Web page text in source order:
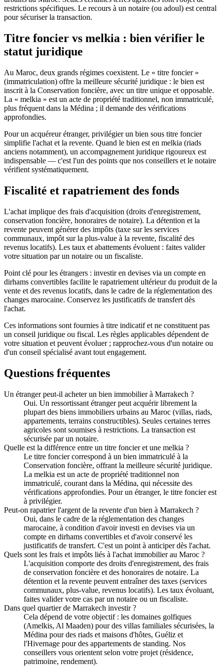
restrictions spécifiques. Le recours à un notaire (ou adoul) est central
pour sécuriser la transaction.
Titre foncier vs melkia : bien vérifier le
statut juridique
Au Maroc, deux grands régimes coexistent. Le « titre foncier »
(immatriculation) offre la meilleure sécurité juridique : le bien est
inscrit à la Conservation foncière, avec un titre unique et opposable.
La « melkia » est un acte de propriété traditionnel, non immatriculé,
plus fréquent dans la Médina ; il demande des vérifications
approfondies.
Pour un acquéreur étranger, privilégier un bien sous titre foncier
simplifie l'achat et la revente. Quand le bien est en melkia (riads
anciens notamment), un accompagnement juridique rigoureux est
indispensable — c'est l'un des points que nos conseillers et le notaire
vérifient systématiquement.
Fiscalité et rapatriement des fonds
L'achat implique des frais d'acquisition (droits d'enregistrement,
conservation foncière, honoraires de notaire). La détention et la
revente peuvent générer des impôts (taxe sur les services
communaux, impôt sur la plus-value à la revente, fiscalité des
revenus locatifs). Les taux et abattements évoluent : faites valider
votre situation par un notaire ou un fiscaliste.
Point clé pour les étrangers : investir en devises via un compte en
dirhams convertibles facilite le rapatriement ultérieur du produit de la
vente et des revenus locatifs, dans le cadre de la réglementation des
changes marocaine. Conservez les justificatifs de transfert dès
l'achat.
Ces informations sont fournies à titre indicatif et ne constituent pas
un conseil juridique ou fiscal. Les règles applicables dépendent de
votre situation et peuvent évoluer ; rapprochez-vous d'un notaire ou
d'un conseil spécialisé avant tout engagement.
Questions fréquentes
Un étranger peut-il acheter un bien immobilier à Marrakech ?
Oui. Un ressortissant étranger peut acquérir librement la
plupart des biens immobiliers urbains au Maroc (villas, riads,
appartements, terrains constructibles). Seules certaines terres
agricoles sont soumises à restrictions. La transaction est
sécurisée par un notaire.
Quelle est la différence entre un titre foncier et une melkia ?
Le titre foncier correspond à un bien immatriculé à la
Conservation foncière, offrant la meilleure sécurité juridique.
La melkia est un acte de propriété traditionnel non
immatriculé, courant dans la Médina, qui nécessite des
vérifications approfondies. Pour un étranger, le titre foncier est
à privilégier.
Peut-on rapatrier l'argent de la revente d'un bien à Marrakech ?
Oui, dans le cadre de la réglementation des changes
marocaine, à condition d'avoir investi en devises via un
compte en dirhams convertibles et d'avoir conservé les
justificatifs de transfert. C'est un point à anticiper dès l'achat.
Quels sont les frais et impôts liés à l'achat immobilier au Maroc ?
L'acquisition comporte des droits d'enregistrement, des frais
de conservation foncière et des honoraires de notaire. La
détention et la revente peuvent entraîner des taxes (services
communaux, plus-value, revenus locatifs). Les taux évoluant,
faites valider votre cas par un notaire ou un fiscaliste.
Dans quel quartier de Marrakech investir ?
Cela dépend de votre objectif : les domaines golfiques
(Amelkis, Al Maaden) pour des villas familiales sécurisées, la
Médina pour des riads et maisons d'hôtes, Guéliz et
l'Hivernage pour des appartements de standing. Nos
conseillers vous orientent selon votre projet (résidence,
patrimoine, rendement).